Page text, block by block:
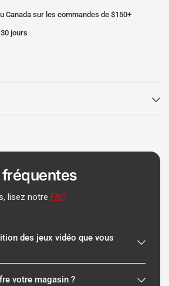
Canada sur les commandes de $150+
jours
lisez notreFAQ
des jeux vidéo que vous
votre magasin ?